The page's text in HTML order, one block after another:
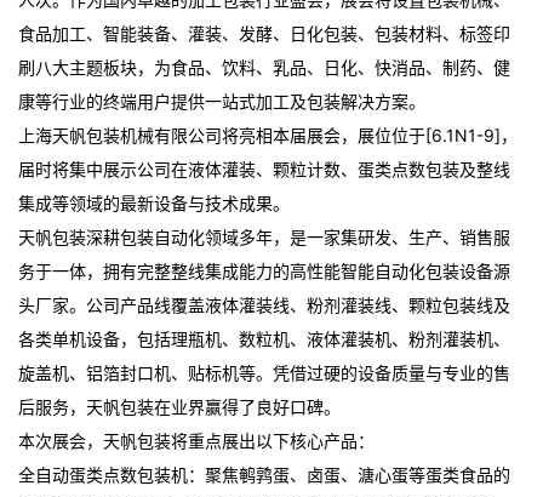
食品加工、智能装备、灌装、发酵、日化包装、包装材料、标签印
刷八大主题板块，为食品、饮料、乳品、日化、快消品、制药、健
康等行业的终端用户提供一站式加工及包装解决方案。
上海天帆包装机械有限公司将亮相本届展会，展位位于[6.1N1-9]，
届时将集中展示公司在液体灌装、颗粒计数、蛋类点数包装及整线
集成等领域的最新设备与技术成果。
天帆包装深耕包装自动化领域多年，是一家集研发、生产、销售服
务于一体，拥有完整整线集成能力的高性能智能自动化包装设备源
头厂家。公司产品线覆盖液体灌装线、粉剂灌装线、颗粒包装线及
各类单机设备，包括理瓶机、数粒机、液体灌装机、粉剂灌装机、
旋盖机、铝箔封口机、贴标机等。凭借过硬的设备质量与专业的售
后服务，天帆包装在业界赢得了良好口碑。
本次展会，天帆包装将重点展出以下核心产品：
全自动蛋类点数包装机：聚焦鹌鹑蛋、卤蛋、溏心蛋等蛋类食品的